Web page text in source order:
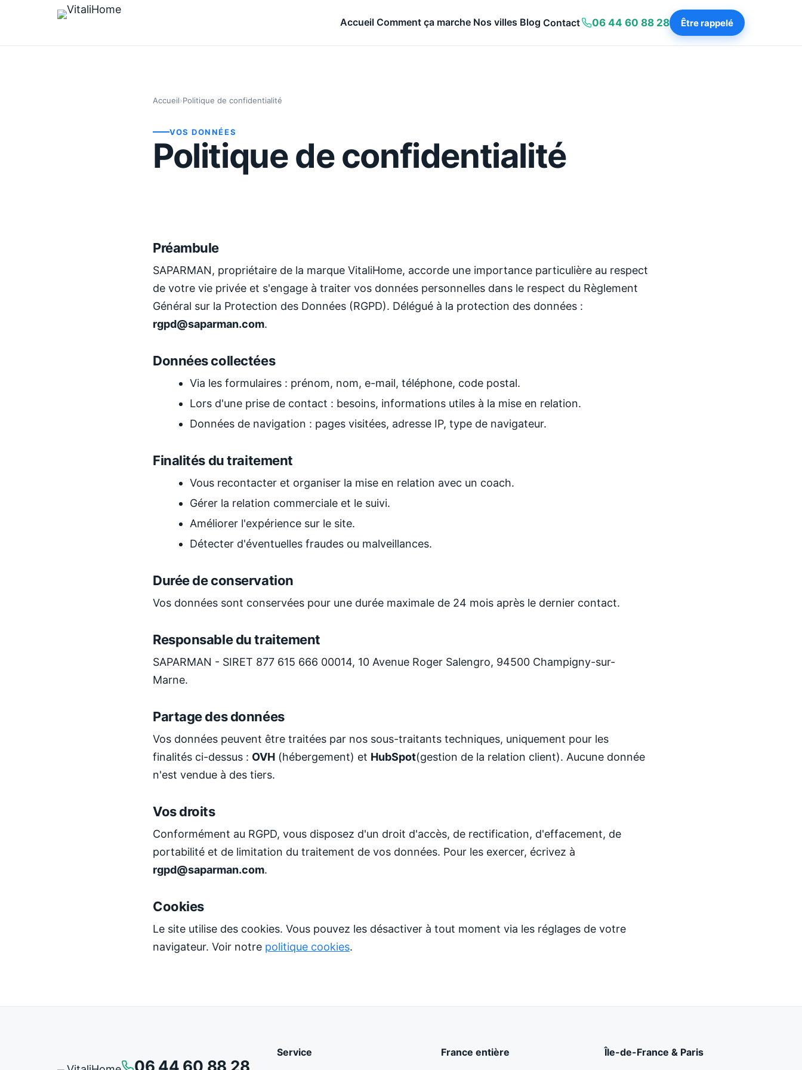
Accueil Comment ça marche Nos villes Blog Contact 06 44 60 88 28 Être rappelé
Accueil›Politique de confidentialité
VOS DONNÉES
Politique de confidentialité
Préambule
SAPARMAN, propriétaire de la marque VitaliHome, accorde une importance particulière au respect
de votre vie privée et s'engage à traiter vos données personnelles dans le respect du Règlement
Général sur la Protection des Données (RGPD). Délégué à la protection des données :
rgpd@saparman.com.
Données collectées
Via les formulaires : prénom, nom, e-mail, téléphone, code postal.
Lors d'une prise de contact : besoins, informations utiles à la mise en relation.
Données de navigation : pages visitées, adresse IP, type de navigateur.
Finalités du traitement
Vous recontacter et organiser la mise en relation avec un coach.
Gérer la relation commerciale et le suivi.
Améliorer l'expérience sur le site.
Détecter d'éventuelles fraudes ou malveillances.
Durée de conservation
Vos données sont conservées pour une durée maximale de 24 mois après le dernier contact.
Responsable du traitement
SAPARMAN - SIRET 877 615 666 00014, 10 Avenue Roger Salengro, 94500 Champigny-sur-
Marne.
Partage des données
Vos données peuvent être traitées par nos sous-traitants techniques, uniquement pour les
finalités ci-dessus : OVH (hébergement) et HubSpot(gestion de la relation client). Aucune donnée
n'est vendue à des tiers.
Vos droits
Conformément au RGPD, vous disposez d'un droit d'accès, de rectification, d'effacement, de
portabilité et de limitation du traitement de vos données. Pour les exercer, écrivez à
rgpd@saparman.com.
Cookies
Le site utilise des cookies. Vous pouvez les désactiver à tout moment via les réglages de votre
navigateur. Voir notre politique cookies.
06 44 60 88 28
Service France entière Île-de-France & Paris